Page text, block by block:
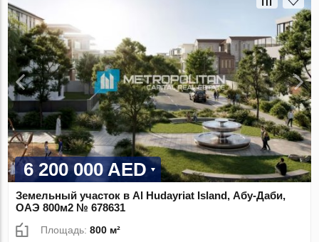
6 200 000 AED
Земельный участок в Al Hudayriat Island, Абу-Даби,
ОАЭ 800м2 № 678631
Площадь:800 м²